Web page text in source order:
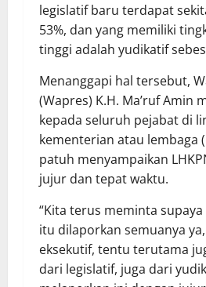
legislatif baru terdapat
53%, dan yang memiliki
tinggi adalah yudikatif
Menanggapi hal tersebut,
(Wapres) K.H. Ma’ruf Amin
kepada seluruh pejabat di
kementerian atau lembaga
patuh menyampaikan
jujur dan tepat waktu.
“Kita terus meminta
itu dilaporkan semuanya
eksekutif, tentu terutama
dari legislatif, juga dari